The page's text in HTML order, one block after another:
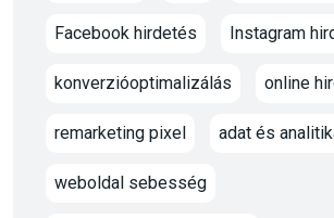
Facebook hirdetés Instagram
konverzióoptimalizálás online
remarketing pixel adat és
weboldal sebesség